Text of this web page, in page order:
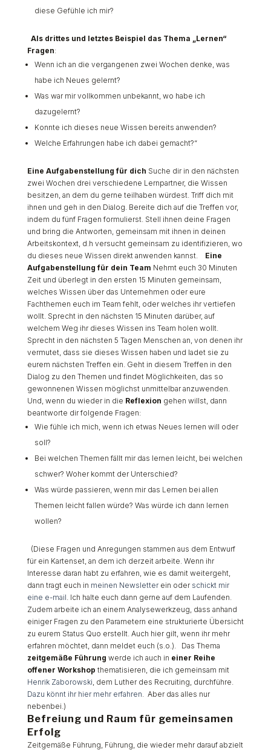
diese Gefühle ich mir?
Als drittes und letztes Beispiel das Thema „Lernen“
Fragen:
Wenn ich an die vergangenen zwei Wochen denke, was
habe ich Neues gelernt?
Was war mir vollkommen unbekannt, wo habe ich
dazugelernt?
Konnte ich dieses neue Wissen bereits anwenden?
Welche Erfahrungen habe ich dabei gemacht?“
Eine Aufgabenstellung für dich Suche dir in den nächsten
zwei Wochen drei verschiedene Lernpartner, die Wissen
besitzen, an dem du gerne teilhaben würdest. Triff dich mit
ihnen und geh in den Dialog. Bereite dich auf die Treffen vor,
indem du fünf Fragen formulierst. Stell ihnen deine Fragen
und bring die Antworten, gemeinsam mit ihnen in deinen
Arbeitskontext, d.h versucht gemeinsam zu identifizieren, wo
du dieses neue Wissen direkt anwenden kannst.
Eine
Aufgabenstellung für dein Team Nehmt euch 30 Minuten
Zeit und überlegt in den ersten 15 Minuten gemeinsam,
welches Wissen über das Unternehmen oder eure
Fachthemen euch im Team fehlt, oder welches ihr vertiefen
wollt. Sprecht in den nächsten 15 Minuten darüber, auf
welchem Weg ihr dieses Wissen ins Team holen wollt.
Sprecht in den nächsten 5 Tagen Menschen an, von denen ihr
vermutet, dass sie dieses Wissen haben und ladet sie zu
eurem nächsten Treffen ein. Geht in diesem Treffen in den
Dialog zu den Themen und findet Möglichkeiten, das so
gewonnenen Wissen möglichst unmittelbar anzuwenden.
Und, wenn du wieder in die Reflexion gehen willst, dann
beantworte dir folgende Fragen:
Wie fühle ich mich, wenn ich etwas Neues lernen will oder
soll?
Bei welchen Themen fällt mir das lernen leicht, bei welchen
schwer? Woher kommt der Unterschied?
Was würde passieren, wenn mir das Lernen bei allen
Themen leicht fallen würde? Was würde ich dann lernen
wollen?
(Diese Fragen und Anregungen stammen aus dem Entwurf
für ein Kartenset, an dem ich derzeit arbeite. Wenn ihr
Interesse daran habt zu erfahren, wie es damit weitergeht,
dann tragt euch in meinen Newsletterein oder schickt mir
eine e-mail. Ich halte euch dann gerne auf dem Laufenden.
Zudem arbeite ich an einem Analysewerkzeug, dass anhand
einiger Fragen zu den Parametern eine strukturierte Übersicht
zu eurem Status Quo erstellt. Auch hier gilt, wenn ihr mehr
erfahren möchtet, dann meldet euch (s.o.).
Das Thema
zeitgemäße Führung werde ich auch in einer Reihe
offener Workshop thematisieren, die ich gemeinsam mit
Henrik Zaborowski, dem Luther des Recruiting, durchführe.
Dazu könnt ihr hier mehr erfahren. Aber das alles nur
nebenbei.)
Befreiung und Raum für gemeinsamen
Erfolg
Zeitgemäße Führung, Führung, die wieder mehr darauf abzielt